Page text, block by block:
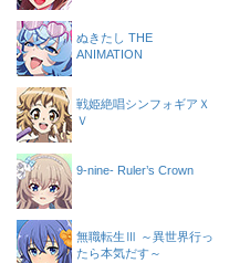
ぬきたし THE
ANIMATION
戦姫絶唱シンフォギアＸ
Ｖ
9-nine- Ruler’s Crown
無職転生Ⅲ ～異世界行っ
たら本気だす～